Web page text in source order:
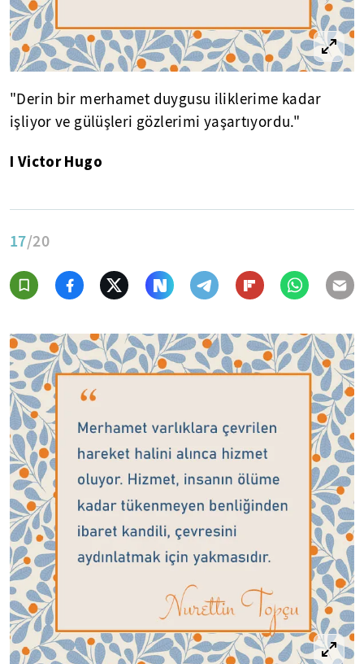
"Derin bir merhamet duygusu iliklerime kadar
işliyor ve gülüşleri gözlerimi yaşartıyordu."
I Victor Hugo
17/20